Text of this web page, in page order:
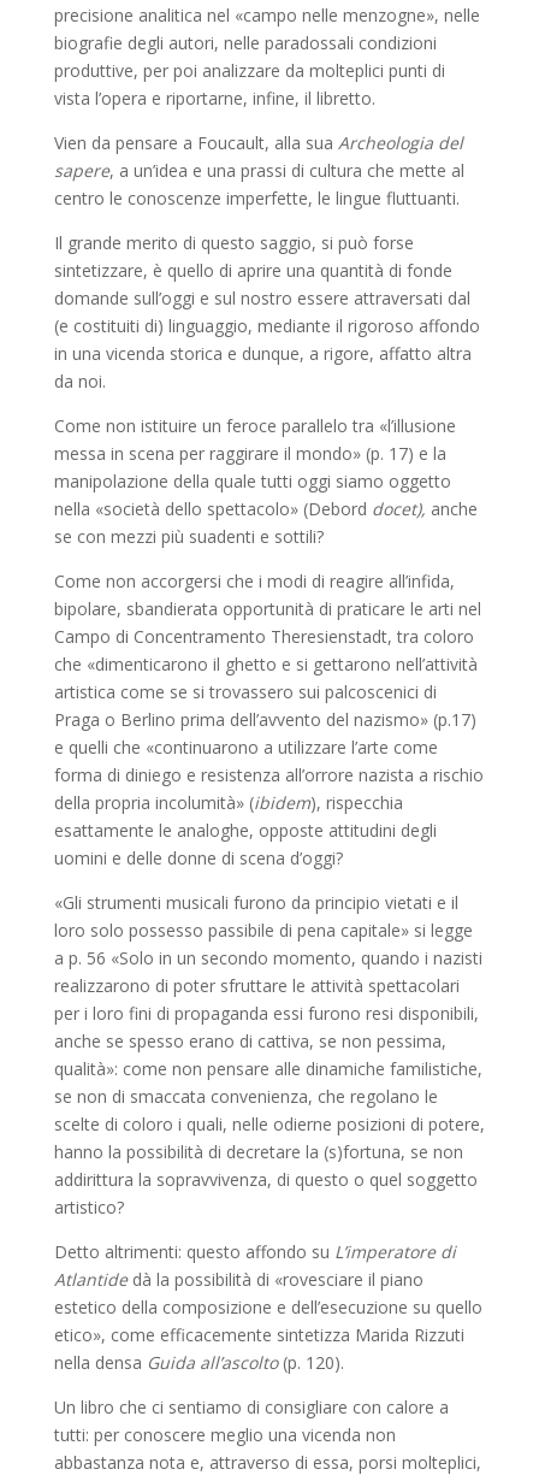
precisione analitica nel «campo nelle menzogne», nelle
biografie degli autori, nelle paradossali condizioni
produttive, per poi analizzare da molteplici punti di
vista l’opera e riportarne, infine, il libretto.
Vien da pensare a Foucault, alla sua Archeologia del
sapere, a un’idea e una prassi di cultura che mette al
centro le conoscenze imperfette, le lingue fluttuanti.
Il grande merito di questo saggio, si può forse
sintetizzare, è quello di aprire una quantità di fonde
domande sull’oggi e sul nostro essere attraversati dal
(e costituiti di) linguaggio, mediante il rigoroso affondo
in una vicenda storica e dunque, a rigore, affatto altra
da noi.
Come non istituire un feroce parallelo tra «l’illusione
messa in scena per raggirare il mondo» (p. 17) e la
manipolazione della quale tutti oggi siamo oggetto
nella «società dello spettacolo» (Debord docet), anche
se con mezzi più suadenti e sottili?
Come non accorgersi che i modi di reagire all’infida,
bipolare, sbandierata opportunità di praticare le arti nel
Campo di Concentramento Theresienstadt, tra coloro
che «dimenticarono il ghetto e si gettarono nell’attività
artistica come se si trovassero sui palcoscenici di
Praga o Berlino prima dell’avvento del nazismo» (p.17)
e quelli che «continuarono a utilizzare l’arte come
forma di diniego e resistenza all’orrore nazista a rischio
della propria incolumità» (ibidem), rispecchia
esattamente le analoghe, opposte attitudini degli
uomini e delle donne di scena d’oggi?
«Gli strumenti musicali furono da principio vietati e il
loro solo possesso passibile di pena capitale» si legge
a p. 56 «Solo in un secondo momento, quando i nazisti
realizzarono di poter sfruttare le attività spettacolari
per i loro fini di propaganda essi furono resi disponibili,
anche se spesso erano di cattiva, se non pessima,
qualità»: come non pensare alle dinamiche familistiche,
se non di smaccata convenienza, che regolano le
scelte di coloro i quali, nelle odierne posizioni di potere,
hanno la possibilità di decretare la (s)fortuna, se non
addirittura la sopravvivenza, di questo o quel soggetto
artistico?
Detto altrimenti: questo affondo su L’imperatore di
Atlantidedà la possibilità di «rovesciare il piano
estetico della composizione e dell’esecuzione su quello
etico», come efficacemente sintetizza Marida Rizzuti
nella densa Guida all’ascolto(p. 120).
Un libro che ci sentiamo di consigliare con calore a
tutti: per conoscere meglio una vicenda non
abbastanza nota e, attraverso di essa, porsi molteplici,